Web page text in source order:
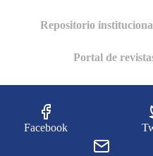
Repositorio
Portal de
Facebook